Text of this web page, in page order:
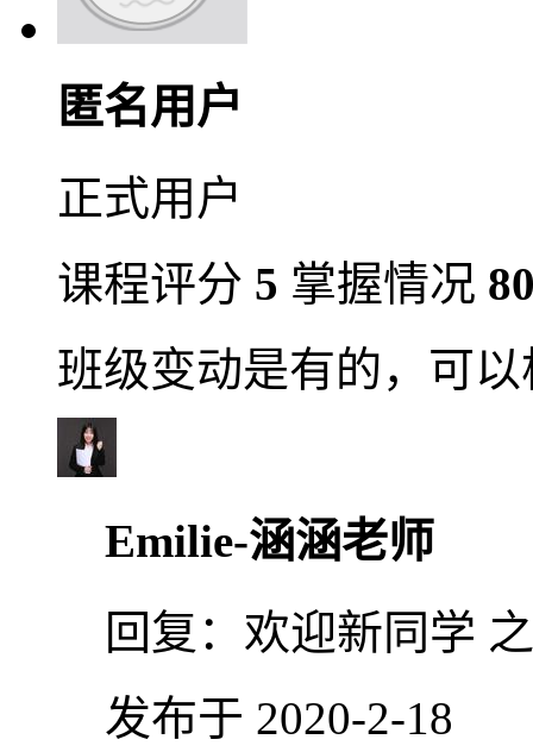
匿名用户
正式用户
课程评分 5 掌握情况
班级变动是有的，可
Emilie-涵涵老师
回复： 欢迎新同学
发布于 2020-2-18